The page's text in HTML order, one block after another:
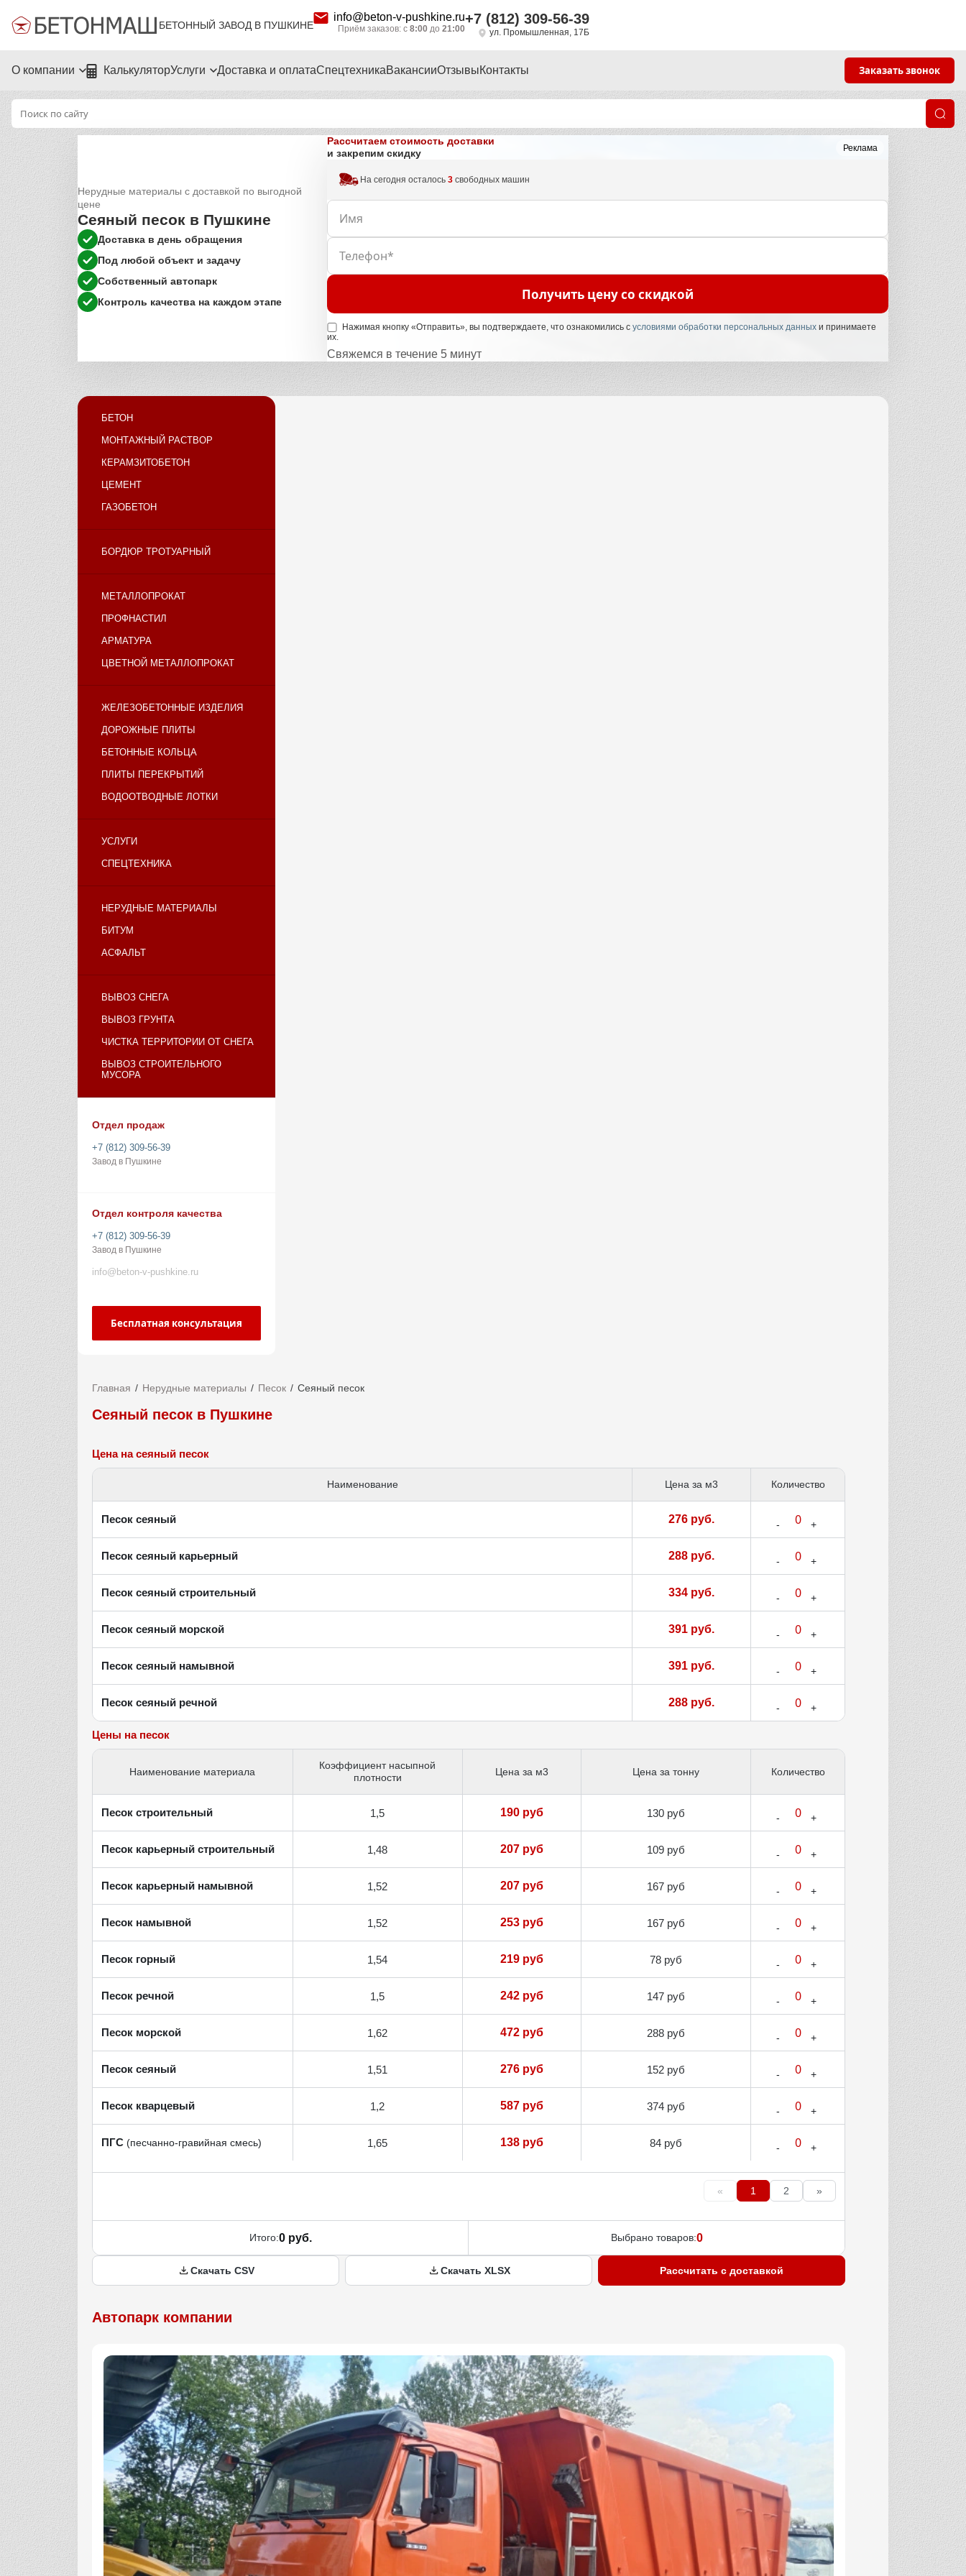
БЕТОННЫЙ ЗАВОД В ПУШКИНЕ
info@beton-v-pushkine.ru
Приём заказов: с 8:00 до 21:00
+7 (812) 309-56-39
ул. Промышленная, 17Б
О компании КалькуляторУслуги Доставка и оплатаСпецтехникаВакансииОтзывыКонтакты Заказать звонок
Реклама
Нерудные материалы с доставкой по выгодной
цене
Сеяный песок в Пушкине
Доставка в день обращения
Под любой объект и задачу
Собственный автопарк
Контроль качества на каждом этапе
Рассчитаем стоимость доставки
и закрепим скидку
На сегодня осталось3 свободных машин
Получить цену со скидкой
Нажимая кнопку «Отправить», вы подтверждаете, что ознакомились с условиями обработки персональных данныхи принимаете
их.
Свяжемся в течение 5 минут
БЕТОН
МОНТАЖНЫЙ РАСТВОР
КЕРАМЗИТОБЕТОН
ЦЕМЕНТ
ГАЗОБЕТОН
БОРДЮР ТРОТУАРНЫЙ
МЕТАЛЛОПРОКАТ
ПРОФНАСТИЛ
АРМАТУРА
ЦВЕТНОЙ МЕТАЛЛОПРОКАТ
ЖЕЛЕЗОБЕТОННЫЕ ИЗДЕЛИЯ
ДОРОЖНЫЕ ПЛИТЫ
БЕТОННЫЕ КОЛЬЦА
ПЛИТЫ ПЕРЕКРЫТИЙ
ВОДООТВОДНЫЕ ЛОТКИ
УСЛУГИ
СПЕЦТЕХНИКА
НЕРУДНЫЕ МАТЕРИАЛЫ
БИТУМ
АСФАЛЬТ
ВЫВОЗ СНЕГА
ВЫВОЗ ГРУНТА
ЧИСТКА ТЕРРИТОРИИ ОТ СНЕГА
ВЫВОЗ СТРОИТЕЛЬНОГО
МУСОРА
Отдел продаж
+7 (812) 309-56-39
Завод в Пушкине
Отдел контроля качества
+7 (812) 309-56-39
Завод в Пушкине
info@beton-v-pushkine.ru
Бесплатная консультация
Главная Нерудные материалы Песок Сеяный песок
Сеяный песок в Пушкине
Цена на сеяный песок
Наименование Цена за м3 Количество
Песок сеяный 276 руб.
Песок сеяный карьерный 288 руб.
Песок сеяный строительный 334 руб.
Песок сеяный морской 391 руб.
Песок сеяный намывной 391 руб.
Песок сеяный речной 288 руб.
Цены на песок
Наименование материала
Коэффициент насыпной
плотности
Цена за м3 Цена за тонну Количество
Песок строительный 1,5 190 руб 130 руб
Песок карьерный строительный 1,48 207 руб 109 руб
Песок карьерный намывной 1,52 207 руб 167 руб
Песок намывной 1,52 253 руб 167 руб
Песок горный 1,54 219 руб 78 руб
Песок речной 1,5 242 руб 147 руб
Песок морской 1,62 472 руб 288 руб
Песок сеяный 1,51 276 руб 152 руб
Песок кварцевый 1,2 587 руб 374 руб
ПГС (песчанно-гравийная смесь) 1,65 138 руб 84 руб
« 1 2 »
Итого:0 руб. Выбрано товаров:0
Скачать CSV Скачать XLSX Рассчитать с доставкой
Автопарк компании